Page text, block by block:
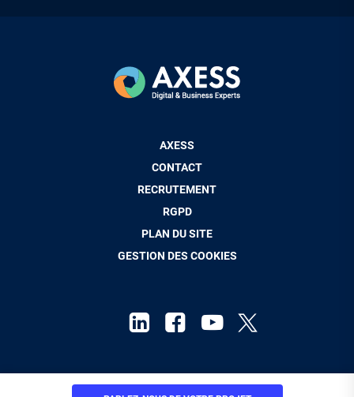
AXESS
CONTACT
RECRUTEMENT
RGPD
PLAN DU SITE
GESTION DES COOKIES